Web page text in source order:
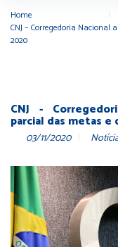
Home
CNJ – Corregedoria
2020
CNJ -
parcial das metas
03/11/2020